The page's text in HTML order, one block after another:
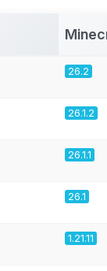
26.2
26.1.2
26.1.1
26.1
1.21.11